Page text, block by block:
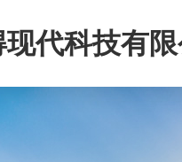
代科技有